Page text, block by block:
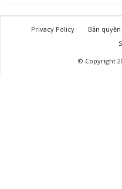
Privacy Policy Bản quyền
© Copyright